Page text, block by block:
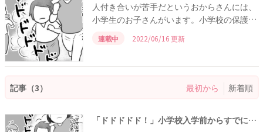
人付き合いが苦手だというおからさんには、
小学生のお子さんがいます。小学校の保護者
会やクラス行事のような、人と接する機会に
感じるストレスの数々をコミカルに綴りま
連載中 2022/06/16 更新
記事（3） 最初から 新着順
「ドドドドド！」小学校入学前からすでにママ友レースは始まっていたのか…！？ #コミュ障ママの日常あるある 3